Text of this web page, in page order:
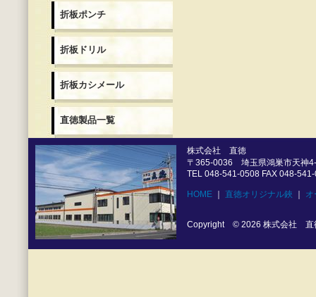
折板ポンチ
折板ドリル
折板カシメール
直徳製品一覧
株式会社 直徳
〒365-0036 埼玉県鴻巣市天神
TEL 048-541-0508 FAX 048-
HOME 直徳オリジナル鋏
Copyright © 2026 株式会社 直